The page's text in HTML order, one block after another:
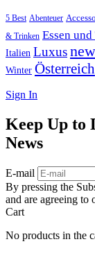
5 Best Abenteuer
& Trinken Essen
Italien Luxus
Winter Österreich
Sign In
Keep Up to
News
E-mail
By pressing the
and are agreeing to
Cart
No products in the